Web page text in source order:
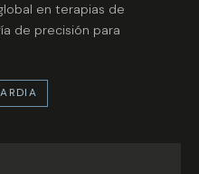
en terapias de
de precisión para